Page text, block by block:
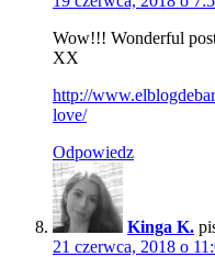
Wow!!! Wonderful
XX
http://
love/
Odpowiedz
Kinga K.
21 czerwca, 2018 o